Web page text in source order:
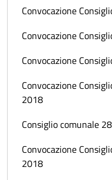
Convocazione
Convocazione
Convocazione
Convocazione
2018
Consiglio comunale
Convocazione
2018